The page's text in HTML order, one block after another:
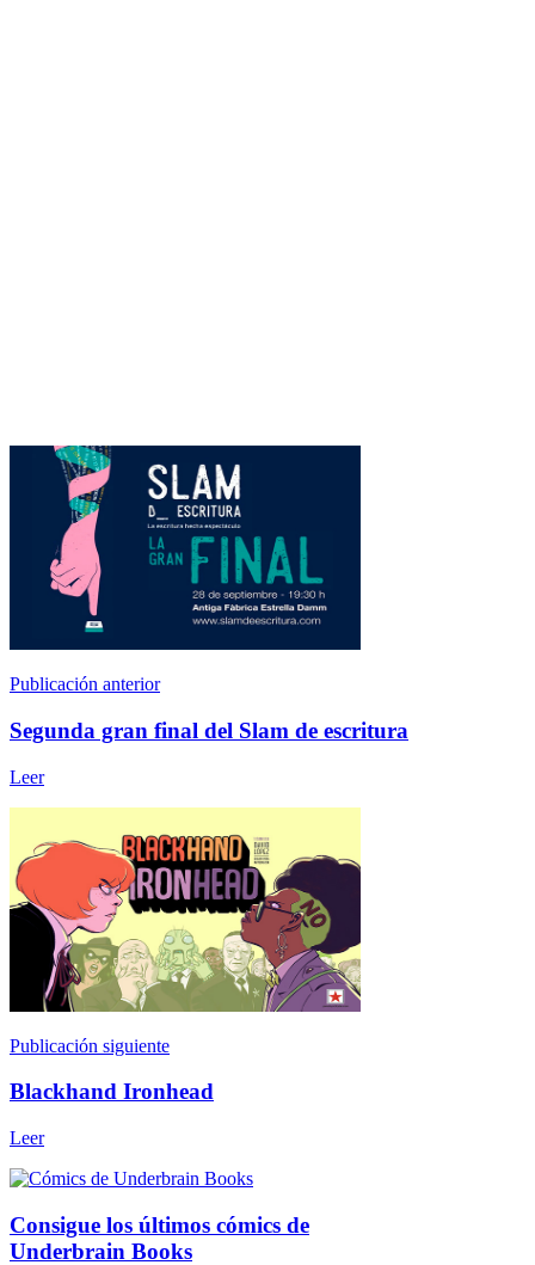
Publicación anterior
Segunda gran final del Slam de escritura
Leer
Publicación siguiente
Blackhand Ironhead
Leer
Consigue los últimos cómics de
Underbrain Books